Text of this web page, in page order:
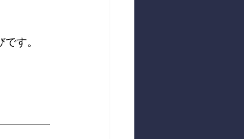
す。